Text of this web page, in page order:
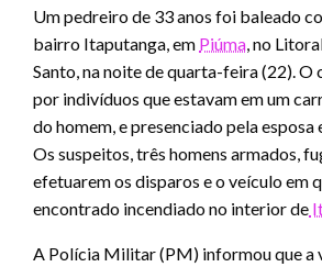
Um pedreiro de 33 anos foi baleado
bairro Itaputanga, em Piúma, no
Santo, na noite de quarta-feira (22).
por indivíduos que estavam em um
do homem, e presenciado pela esposa
Os suspeitos, três homens armados,
efetuarem os disparos e o veículo em
encontrado incendiado no interior de
A Polícia Militar (PM) informou que a